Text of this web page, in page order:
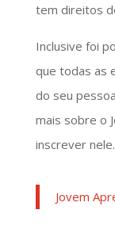
tem direitos
Inclusive foi
que todas as
do seu
mais sobre o
inscrever nele.
Jovem